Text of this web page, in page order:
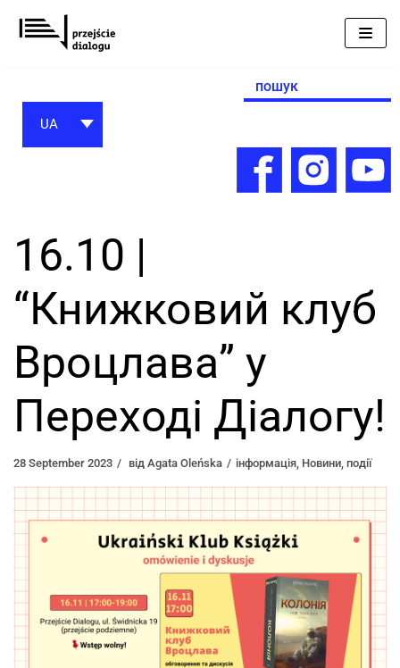
Перейти
до
Search
for:
UA
16.10 |
“Книжковий клуб
Вроцлава” у
Переході Діалогу!
28 September 2023 від Agata Oleńska інформація Новини події